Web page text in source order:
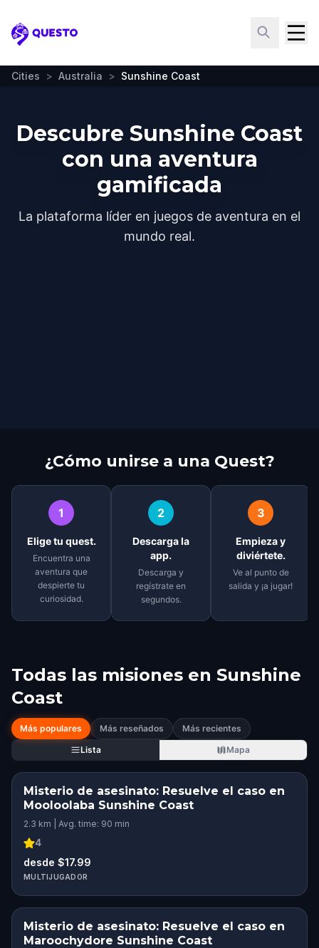
Questo
Cities > Australia > Sunshine Coast
Descubre Sunshine Coast
con una aventura
gamificada
La plataforma líder en juegos de aventura en el
mundo real.
¿Cómo unirse a una Quest?
1
Elige tu quest.
Encuentra una
aventura que
despierte tu
curiosidad.
2
Descarga la
app.
Descarga y
regístrate en
segundos.
3
Empieza y
diviértete.
Ve al punto de
salida y ¡a jugar!
Todas las misiones en Sunshine
Coast
Más populares Más reseñados
Más recientes
Lista
Mapa
Misterio de asesinato: Resuelve el caso en
Mooloolaba Sunshine Coast
2.3 km | Avg. time: 90 min
4
desde $17.99
MULTIJUGADOR
Misterio de asesinato: Resuelve el caso en
Maroochydore Sunshine Coast